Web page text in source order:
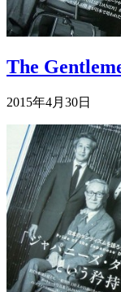
The
2015年4月30日